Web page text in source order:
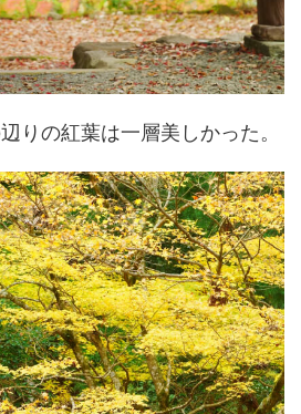
りの紅葉は一層美しかった。